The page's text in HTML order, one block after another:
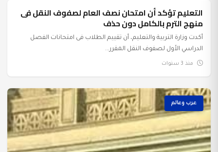
عرب وعالم
التعليم تؤكد أن امتحان نصف العام لصفوف النقل فى
منهج الترم بالكامل دون حذف
أكدت وزارة التربية والتعليم، أن تقييم الطلاب فى امتحانات الفصل
الدراسي الأول لصفوف النقل المقرر...
منذ 3 سنوات
عرب وعالم